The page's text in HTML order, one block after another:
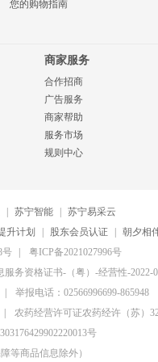
您的购物指南
商家服务
合作招商
广告服务
商家帮助
服务市场
规则中心
苏宁智能
苏宁易采云
升计划 股东会员认证
朝夕相
号
粤ICP备2021027996号
服务资格证书-（粤）-经营性-2022-
举报电话：02566996699-865948
农药经营许可证农药经许（苏）
号
等商品信息除外）